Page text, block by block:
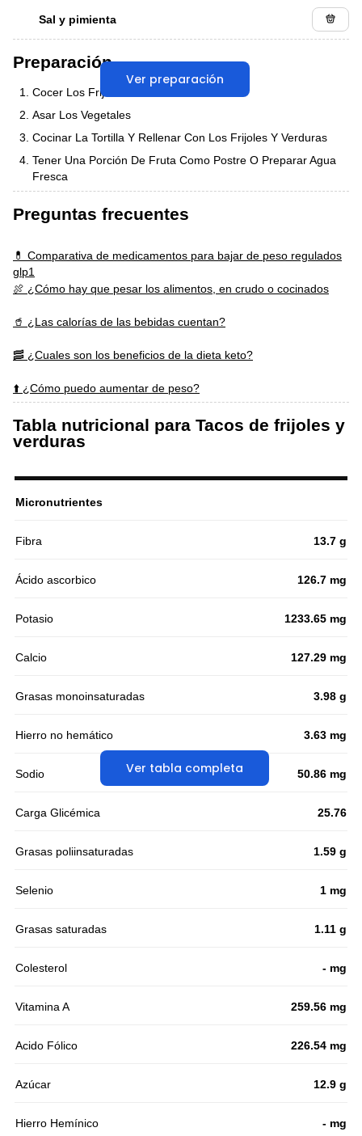
Sal y pimienta
Ver preparación
Preparación
Cocer Los Frijoles O Usar De Lata
Asar Los Vegetales
Cocinar La Tortilla Y Rellenar Con Los Frijoles Y Verduras
Tener Una Porción De Fruta Como Postre O Preparar Agua
Fresca
Preguntas frecuentes
💊 Comparativa de medicamentos para bajar de peso regulados
glp1
🍖 ¿Cómo hay que pesar los alimentos, en crudo o cocinados
🥤 ¿Las calorías de las bebidas cuentan?
🥓 ¿Cuales son los beneficios de la dieta keto?
⬆️ ¿Cómo puedo aumentar de peso?
Tabla nutricional para Tacos de frijoles y
verduras
Ver tabla completa
Micronutrientes
Fibra 13.7 g
Ácido ascorbico 126.7 mg
Potasio 1233.65 mg
Calcio 127.29 mg
Grasas monoinsaturadas 3.98 g
Hierro no hemático 3.63 mg
Sodio 50.86 mg
Carga Glicémica 25.76
Grasas poliinsaturadas 1.59 g
Selenio 1 mg
Grasas saturadas 1.11 g
Colesterol - mg
Vitamina A 259.56 mg
Acido Fólico 226.54 mg
Azúcar 12.9 g
Hierro Hemínico - mg